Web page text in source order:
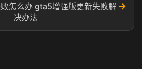
怎么办 gta5增强版更新失败解
决办法
→